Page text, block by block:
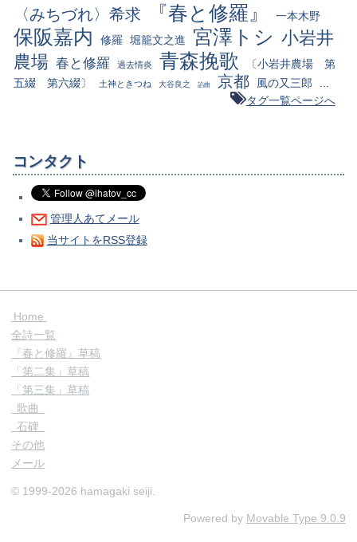
〈みちづれ〉希求 『春と修羅』 一本木野
保阪嘉内 修羅 堀籠文之進 宮澤トシ 小岩井
農場 春と修羅 過去情炎 青森挽歌
〔小岩井農場 第
五綴 第六綴〕
土神ときつね 大谷良之 諂曲 京都 風の又三郎
タグ一覧ページへ
コンタクト
管理人あてメール
当サイトをRSS登録
Home
全詩一覧
『春と修羅』草稿
「第二集」草稿
「第三集」草稿
歌曲
石碑
その他
メール
© 1999-2026 hamagaki seiji.
Powered by Movable Type 9.0.9